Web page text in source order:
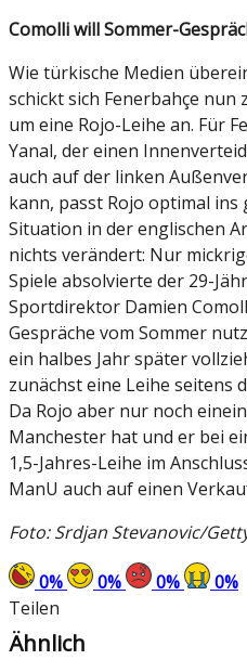
Comolli will Sommer-
Wie türkische Medien
schickt sich Fenerbahçe nun
um eine Rojo-Leihe an. Für
Yanal, der einen
auch auf der linken
kann, passt Rojo optimal ins
Situation in der englischen
nichts verändert: Nur
Spiele absolvierte der 29-
Sportdirektor Damien
Gespräche vom Sommer
ein halbes Jahr später
zunächst eine Leihe seitens
Da Rojo aber nur noch
Manchester hat und er bei
1,5-Jahres-Leihe im
ManU auch auf einen
Foto: Srdjan Stevanovic/
0% 0% 0% 0%
Teilen
Ähnlich